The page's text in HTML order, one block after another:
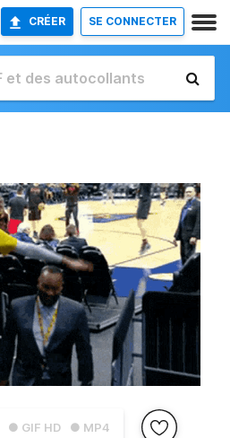
CRÉER SE CONNECTER
● GIF HD ● MP4